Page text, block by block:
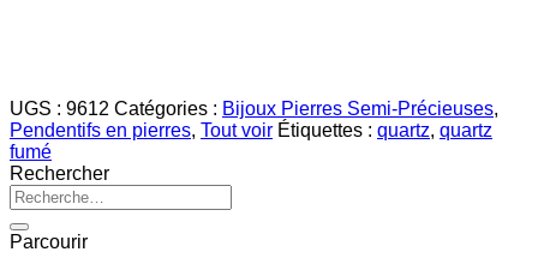
UGS : 9612 Catégories : Bijoux Pierres Semi-Précieuses,
Pendentifs en pierres, Tout voir Étiquettes : quartz, quartz
fumé
Rechercher
Recherche
pour :
Parcourir